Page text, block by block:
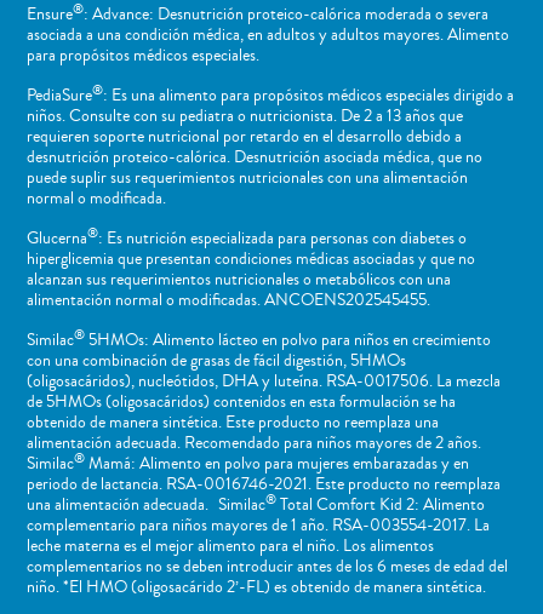
Ensure®: Advance: Desnutrición proteico-calórica moderada o severa
asociada a una condición médica, en adultos y adultos mayores. Alimento
para propósitos médicos especiales.
PediaSure®: Es una alimento para propósitos médicos especiales dirigido a
niños​. Consulte con su pediatra o nutricionista. De 2 a 13 años que
requieren soporte nutricional por retardo en el desarrollo debido a
desnutrición proteico-calórica. Desnutrición asociada médica, que no
puede suplir sus requerimientos nutricionales con una alimentación
normal o ​modificada.
Glucerna®: Es nutrición especializada para personas con diabetes o
hiperglicemia que presentan condiciones médicas asociadas y que no
alcanzan sus requerimientos nutricionales o metabólicos con una
alimentación normal o modificadas. ANCOENS202545455.
Similac®5HMOs: Alimento lácteo en polvo para niños en crecimiento
con una combinación de grasas de fácil digestión, 5HMOs
(oligosacáridos), nucleótidos, DHA y luteína. RSA-0017506. La mezcla
de 5HMOs (oligosacáridos) contenidos en esta formulación se ha
obtenido de manera sintética. Este producto no reemplaza una
alimentación adecuada. Recomendado para niños mayores de 2 años.
Similac®Mamá: Alimento en polvo para mujeres embarazadas y en
periodo de lactancia. RSA-0016746-2021. Este producto no reemplaza
una alimentación adecuada. Similac®Total Comfort Kid 2: Alimento
complementario para niños mayores de 1 año. RSA-003554-2017. La
leche materna es el mejor alimento para el niño. Los alimentos
complementarios no se deben introducir antes de los 6 meses de edad del
niño. *El HMO (oligosacárido 2’-FL) es obtenido de manera sintética.